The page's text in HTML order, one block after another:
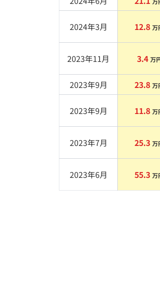
2024年3月 12.8 万
2023年11月 3.4 万
2023年9月
23.8 万
2023年9月 11.8 万
2023年7月 25.3 万
2023年6月 55.3 万